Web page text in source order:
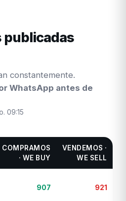
publicadas
constantemente.
WhatsApp antes de
09:15
COMPRAMOS
· WE BUY
VENDEMOS ·
WE SELL
907 921